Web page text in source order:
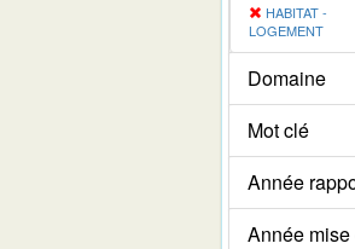
HABITAT -
LOGEMENT
Domaine
Mot clé
Année
Année